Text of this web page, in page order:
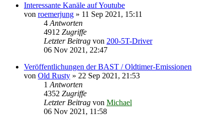
Interessante Kanäle auf Youtube
von roemerjung » 11 Sep 2021, 15:11
4 Antworten
4912 Zugriffe
Letzter Beitrag von 200-5T-Driver
06 Nov 2021, 22:47
Veröffentlichungen der BAST / Oldtimer-Emissionen
von Old Rusty » 22 Sep 2021, 21:53
1 Antworten
4352 Zugriffe
Letzter Beitrag von Michael
06 Nov 2021, 11:58